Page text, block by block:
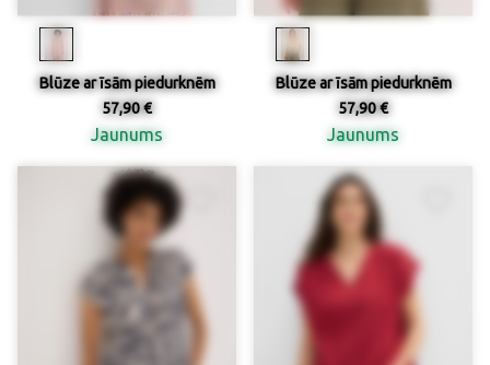
Blūze ar īsām piedurknēm
57,90 €
Jaunums
Blūze ar īsām piedurknēm
57,90 €
Jaunums